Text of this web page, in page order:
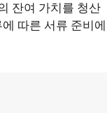
잔여 가치를 청산
따른 서류 준비에